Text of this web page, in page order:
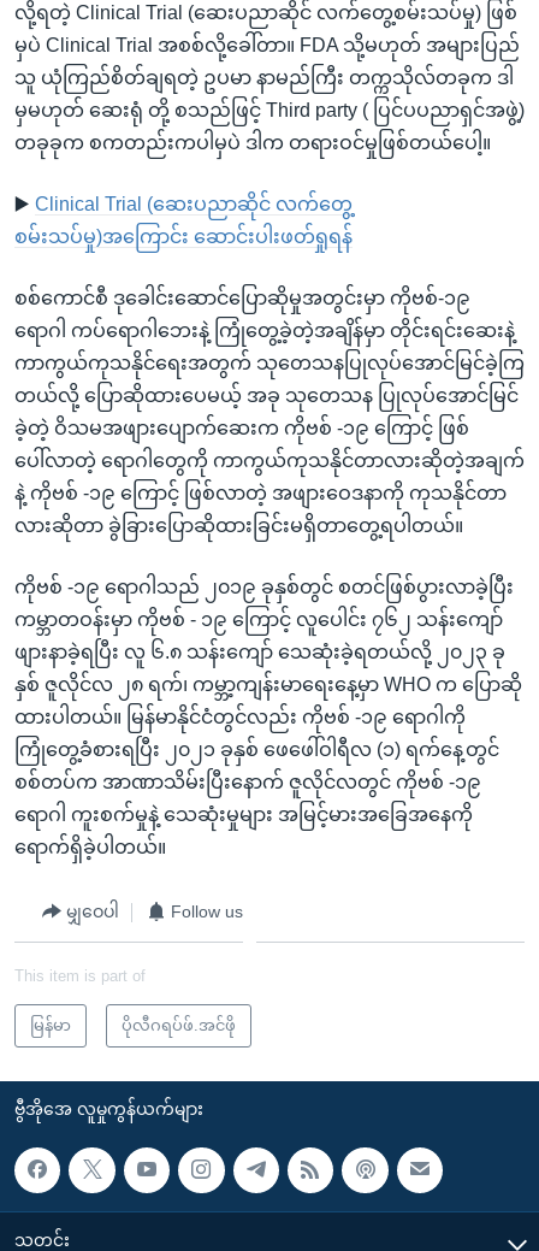
လို့ရတဲ့ Clinical Trial (ဆေးပညာဆိုင် လက်တွေ့စမ်းသပ်မှု) ဖြစ်
မှပဲ Clinical Trial အစစ်လို့ခေါ်တာ။ FDA သို့မဟုတ် အများပြည်
သူ ယုံကြည်စိတ်ချရတဲ့ ဥပမာ နာမည်ကြီး တက္ကသိုလ်တခုက ဒါ
မှမဟုတ် ဆေးရုံ တို့ စသည်ဖြင့် Third party ( ပြင်ပပညာရှင်အဖွဲ့)
တခုခုက စကတည်းကပါမှပဲ ဒါက တရားဝင်မှုဖြစ်တယ်ပေါ့။
▶️ Clinical Trial (ဆေးပညာဆိုင် လက်တွေ့
စမ်းသပ်မှု)အကြောင်း ဆောင်းပါးဖတ်ရှုရန်
စစ်ကောင်စီ ဒုခေါင်းဆောင်ပြောဆိုမှုအတွင်းမှာ ကိုဗစ်-၁၉
ရောဂါ ကပ်ရောဂါဘေးနဲ့ ကြုံတွေ့ခဲ့တဲ့အချိန်မှာ တိုင်းရင်းဆေးနဲ့
ကာကွယ်ကုသနိုင်ရေးအတွက် သုတေသနပြုလုပ်အောင်မြင်ခဲ့ကြ
တယ်လို့ ပြောဆိုထားပေမယ့် အခု သုတေသန ပြုလုပ်အောင်မြင်
ခဲ့တဲ့ ဝိသမအဖျားပျောက်ဆေးက ကိုဗစ် -၁၉ ကြောင့် ဖြစ်
ပေါ်လာတဲ့ ရောဂါတွေကို ကာကွယ်ကုသနိုင်တာလားဆိုတဲ့အချက်
နဲ့ ကိုဗစ် -၁၉ ကြောင့် ဖြစ်လာတဲ့ အဖျားဝေဒနာကို ကုသနိုင်တာ
လားဆိုတာ ခွဲခြားပြောဆိုထားခြင်းမရှိတာတွေ့ရပါတယ်။
ကိုဗစ် -၁၉ ရောဂါသည် ၂၀၁၉ ခုနှစ်တွင် စတင်ဖြစ်ပွားလာခဲ့ပြီး
ကမ္ဘာတဝန်းမှာ ကိုဗစ် - ၁၉ ကြောင့် လူပေါင်း ၇၆၂ သန်းကျော်
ဖျားနာခဲ့ရပြီး လူ ၆.၈ သန်းကျော် သေဆုံးခဲ့ရတယ်လို့ ၂၀၂၃ ခု
နှစ် ဇူလိုင်လ ၂၈ ရက်၊ ကမ္ဘာ့ကျန်းမာရေးနေ့မှာ WHO က ပြောဆို
ထားပါတယ်။ မြန်မာနိုင်ငံတွင်လည်း ကိုဗစ် -၁၉ ရောဂါကို
ကြုံတွေ့ခံစားရပြီး ၂၀၂၁ ခုနှစ် ဖေဖေါ်ဝါရီလ (၁) ရက်နေ့တွင်
စစ်တပ်က အာဏာသိမ်းပြီးနောက် ဇူလိုင်လတွင် ကိုဗစ် -၁၉
ရောဂါ ကူးစက်မှုနဲ့ သေဆုံးမှုများ အမြင့်မားအခြေအနေကို
ရောက်ရှိခဲ့ပါတယ်။
မျှဝေပါ Follow us
This item is part of
မြန်မာ ပိုလီဂရပ်ဖ်.အင်ဖို
ဗွီအိုအေ လူမှုကွန်ယက်များ
သတင်း